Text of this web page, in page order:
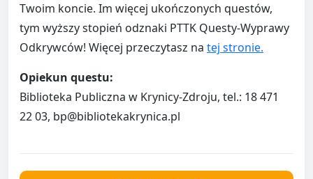
Twoim koncie. Im więcej ukończonych questów,
tym wyższy stopień odznaki PTTK Questy-Wyprawy
Odkrywców! Więcej przeczytasz na tej stronie.
Opiekun questu:
Biblioteka Publiczna w Krynicy-Zdroju, tel.: 18 471
22 03, bp@bibliotekakrynica.pl